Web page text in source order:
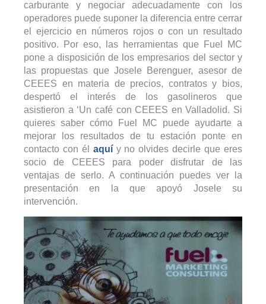
carburante y negociar adecuadamente con los
operadores puede suponer la diferencia entre cerrar
el ejercicio en números rojos o con un resultado
positivo. Por eso, las herramientas que Fuel MC
pone a disposición de los empresarios del sector y
las propuestas que Josele Berenguer, asesor de
CEEES en materia de precios, contratos y bios,
despertó el interés de los gasolineros que
asistieron a ‘Un café con CEEES en Valladolid. Si
quieres saber cómo Fuel MC puede ayudarte a
mejorar los resultados de tu estación ponte en
contacto con él aquíy no olvides decirle que eres
socio de CEEES para poder disfrutar de las
ventajas de serlo. A continuación puedes ver la
presentación en la que apoyó Josele su
intervención.